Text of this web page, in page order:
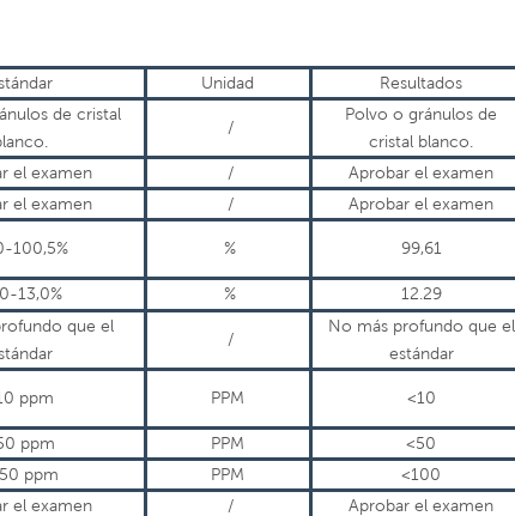
Unidad Resultados
de cristal
/
Polvo o gránulos de
cristal blanco.
el examen /
Aprobar el examen
el examen /
Aprobar el examen
100,5% % 99,61
13,0% %
12.29
que el
/
No más profundo que el
estándar
ppm PPM <10
ppm PPM
<50
ppm PPM
<100
el examen /
Aprobar el examen